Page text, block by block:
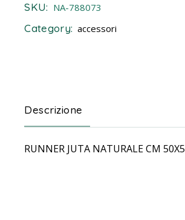
SKU: NA-788073
Category: accessori
Descrizione
RUNNER JUTA NATURALE CM 50X5